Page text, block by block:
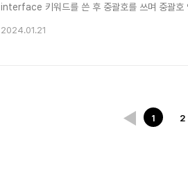
interface 키워드를 쓴 후 중괄호를 쓰며 중괄
2024.01.21
1 2